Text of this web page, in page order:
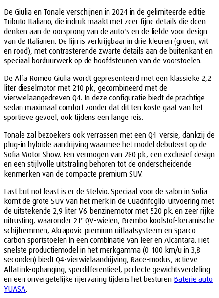
De Giulia en Tonale verschijnen in 2024 in de gelimiteerde editie
Tributo Italiano, die indruk maakt met zeer fijne details die doen
denken aan de oorsprong van de auto's en de liefde voor design
van de Italianen. De lijn is verkrijgbaar in drie kleuren (groen, wit
en rood), met contrasterende zwarte details aan de buitenkant en
speciaal borduurwerk op de hoofdsteunen van de voorstoelen.
De Alfa Romeo Giulia wordt gepresenteerd met een klassieke 2,2
liter dieselmotor met 210 pk, gecombineerd met de
vierwielaangedreven Q4. In deze configuratie biedt de prachtige
sedan maximaal comfort zonder dat dit ten koste gaat van het
sportieve gevoel, ook tijdens een lange reis.
Tonale zal bezoekers ook verrassen met een Q4-versie, dankzij de
plug-in hybride aandrijving waarmee het model debuteert op de
Sofia Motor Show. Een vermogen van 280 pk, een exclusief design
en een stijlvolle uitstraling behoren tot de onderscheidende
kenmerken van de compacte premium SUV.
Last but not least is er de Stelvio. Speciaal voor de salon in Sofia
komt de grote SUV van het merk in de Quadrifoglio-uitvoering met
de uitstekende 2,9 liter V6-benzinemotor met 520 pk. en zeer rijke
uitrusting, waaronder 21" QV-wielen, Brembo koolstof-keramische
schijfremmen, Akrapovic premium uitlaatsysteem en Sparco
carbon sportstoelen in een combinatie van leer en Alcantara. Het
snelste productiemodel in het merkgamma (0-100 km/u in 3,8
seconden) biedt Q4-vierwielaandrijving, Race-modus, actieve
AlfaLink-ophanging, sperdifferentieel, perfecte gewichtsverdeling
en een onvergetelijke rijervaring tijdens het besturen Baterie auto
YUASA.